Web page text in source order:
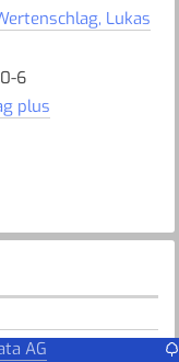
Lukas
6
plus
AG